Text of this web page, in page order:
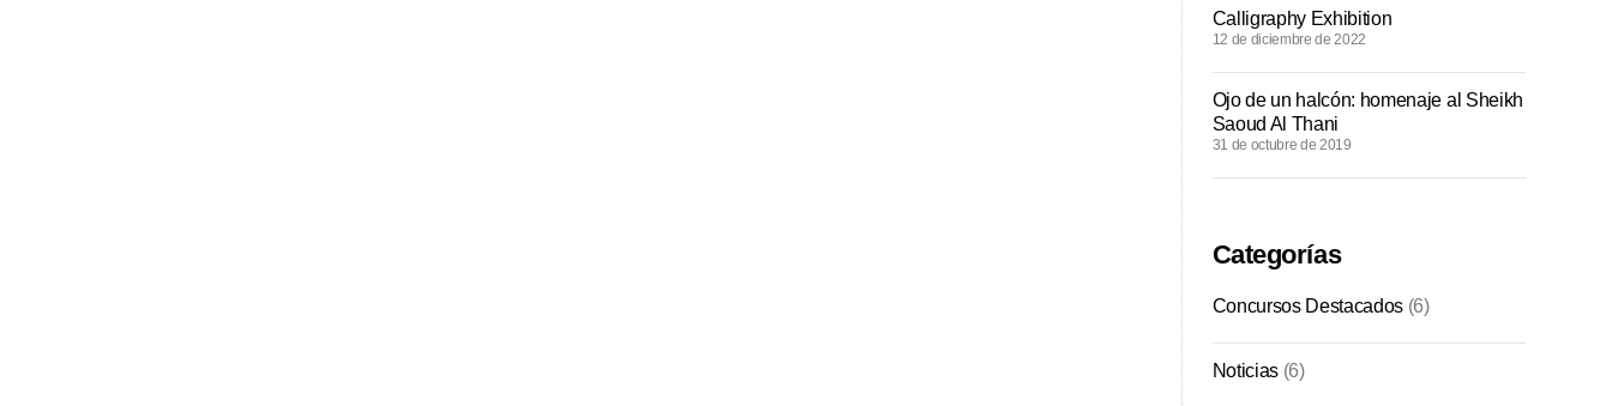
Calligraphy Exhibition
12 de diciembre de 2022
Ojo de un halcón: homenaje al Sheikh
Saoud Al Thani
31 de octubre de 2019
Categorías
Concursos Destacados (6)
Noticias(6)